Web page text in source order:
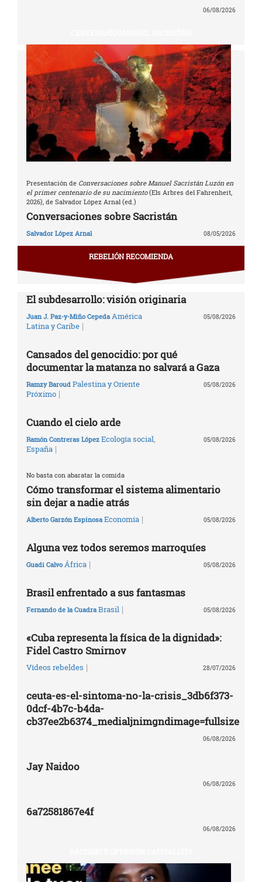
06/08/2026
Presentación de Conversaciones sobre Manuel Sacristán Luzón en
el primer centenario de su nacimiento(Els Arbres del Fahrenheit,
2026), de Salvador López Arnal (ed.)
Conversaciones sobre Sacristán
Salvador López Arnal 08/05/2026
REBELIÓN RECOMIENDA
El subdesarrollo: visión originaria
Juan J. Paz-y-Miño Cepeda América
Latina y Caribe |
05/08/2026
Cansados del genocidio: por qué
documentar la matanza no salvará a Gaza
Ramzy Baroud Palestina y Oriente
Próximo |
05/08/2026
Cuando el cielo arde
Ramón Contreras López Ecología social,
España |
05/08/2026
No basta con abaratar la comida
Cómo transformar el sistema alimentario
sin dejar a nadie atrás
Alberto Garzón Espinosa Economía | 05/08/2026
Alguna vez todos seremos marroquíes
Guadi Calvo África | 05/08/2026
Brasil enfrentado a sus fantasmas
Fernando de la Cuadra Brasil | 05/08/2026
«Cuba representa la física de la dignidad»:
Fidel Castro Smirnov
Vídeos rebeldes | 28/07/2026
ceuta-es-el-sintoma-no-la-crisis_3db6f373-
0dcf-4b7c-b4da-
cb37ee2b6374_medialjnimgndimage=fullsize
06/08/2026
Jay Naidoo
06/08/2026
6a72581867e4f
06/08/2026